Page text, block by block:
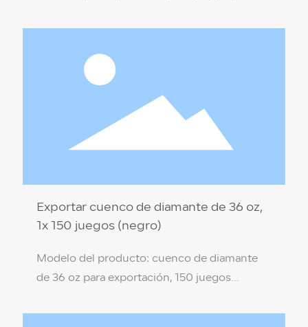
x 8,3 x 9,4 cm Material del producto: PP de
el medio ambiente) Color de la caja: Negro
Temperatura de resistencia: 110 ℃ / -18 ℃
Cantidad por caja: 150 juegos por caja
Exportar cuenco de diamante de 36 oz,
1x 150 juegos (negro)
Modelo del producto: cuenco de diamante
de 36 oz para exportación, 150 juegos
8,6 * 9,2 cm Material del producto: PP de